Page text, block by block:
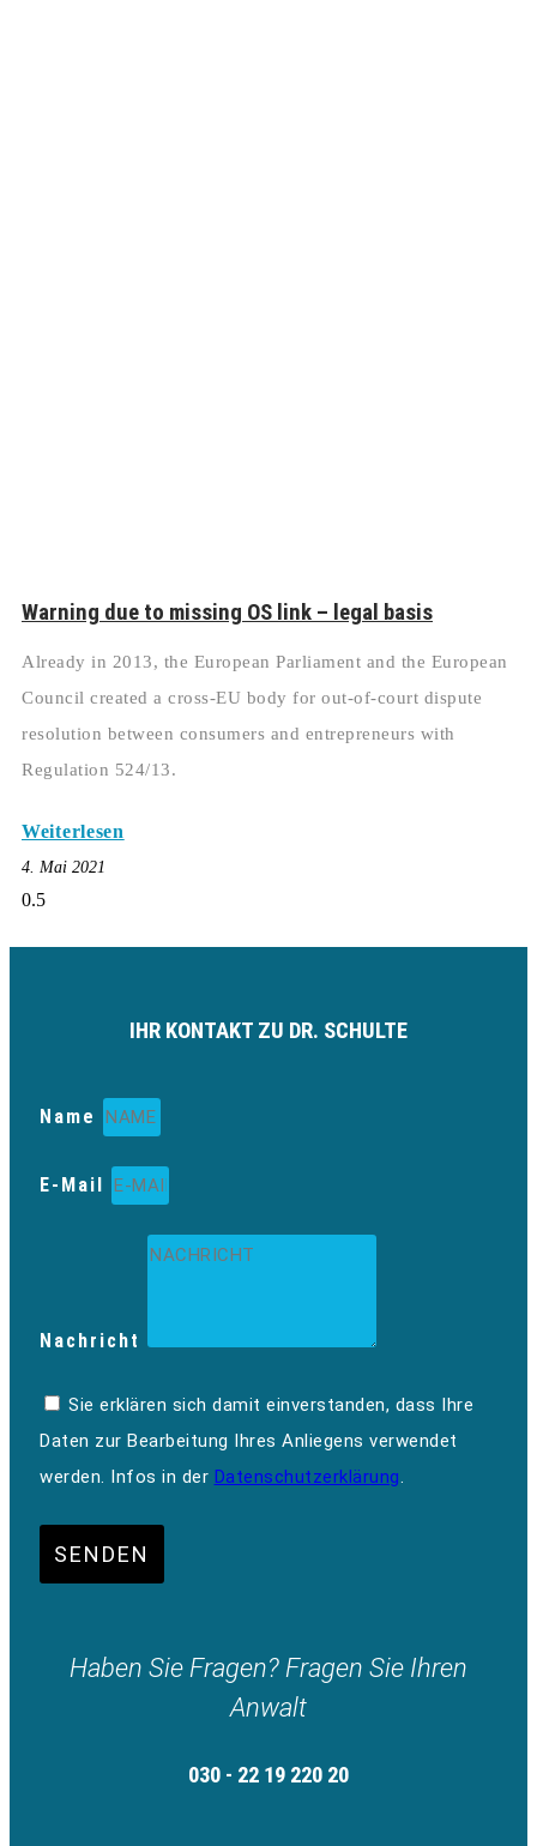
Warning due to missing OS link – legal basis
Already in 2013, the European Parliament and the European
Council created a cross-EU body for out-of-court dispute
resolution between consumers and entrepreneurs with
Regulation 524/13.
Weiterlesen
4. Mai 2021
IHR KONTAKT ZU DR. SCHULTE
Name
E-Mail
Nachricht
Sie erklären sich damit einverstanden, dass Ihre
Daten zur Bearbeitung Ihres Anliegens verwendet
werden. Infos in der Datenschutzerklärung.
SENDEN
Haben Sie Fragen? Fragen Sie Ihren
Anwalt
030 - 22 19 220 20